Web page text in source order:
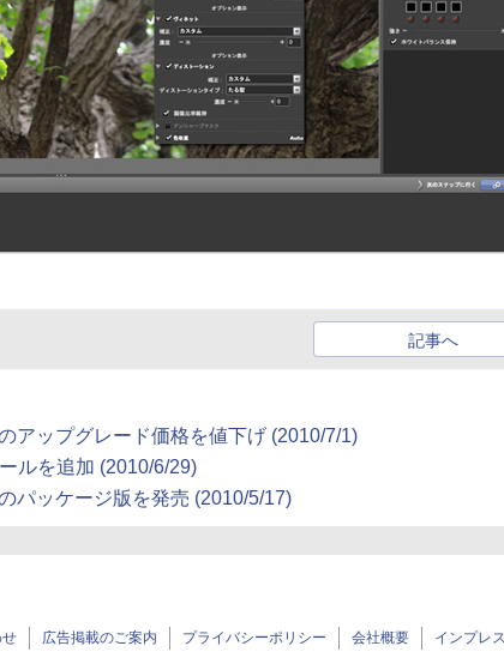
記事へ
アップグレード価格を値下げ (2010/7/1)
ルを追加 (2010/6/29)
パッケージ版を発売 (2010/5/17)
せ 広告掲載のご案内 プライバシーポリシー 会社概要 インプレ